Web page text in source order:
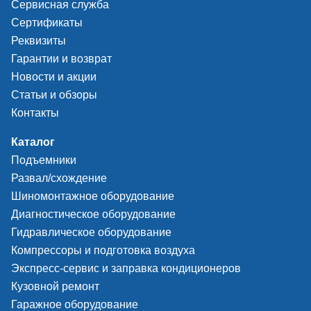
погрешности измерений
Встроенный принтер с часами
реального времени
Автоподстройка нуля
установления показаний для каналов
Предел допускаемого времени
установления показаний для каналов
О2, NO.
Время прогрева при 20 0С - не более
Питание газоанализатора
Сервисная служба
Сертификаты
Реквизиты
Гарантии и возврат
Новости и акции
Статьи и обзоры
Контакты
Каталог
Подъемники
Развал/схождение
Шиномонтажное оборудование
Диагностическое оборудование
Гидравлическое оборудование
Компрессоры и подготовка воздуха
Экспресс-сервис и заправка кондиционеров
Кузовной ремонт
Гаражное оборудование